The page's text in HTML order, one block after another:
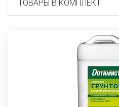
ТОВАРЫ В КОМПЛЕКТ